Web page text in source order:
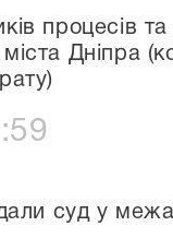
процесів та
Дніпра
суд у